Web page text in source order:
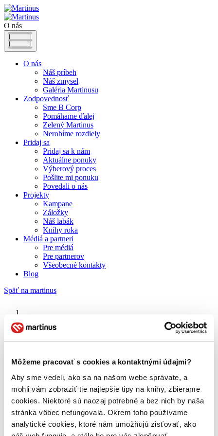
Môžeme pracovať s cookies a kontaktnými údajmi?
Aby sme vedeli, ako sa na našom webe správate, a
mohli vám zobraziť tie najlepšie tipy na knihy, zbierame
cookies. Niektoré sú naozaj potrebné a bez nich by naša
stránka vôbec nefungovala. Okrem toho používame
analytické cookies, ktoré nám umožňujú zisťovať, ako
O nás
O nás
Náš príbeh
Náš zmysel
Galéria Martinusu
Zodpovednosť
Sme B Corp
Pomáhame ďalej
Zelený Martinus
Nerobíme rozdiely
Pridaj sa
Pridaj sa k nám
Aktuálne ponuky
Výberový proces
Pošlite mi ponuku
Povedali o nás
Projekty
Kampane
Záložky
Náš labák
Knihy roka
Médiá a partneri
Pre médiá
Pre partnerov
Všeobecné kontakty
Blog
Späť na martinus
Christina Tracy Stein
O nás
Náš príbeh
Galéria Martinusu
Zodpovednosť
Sme B Corp